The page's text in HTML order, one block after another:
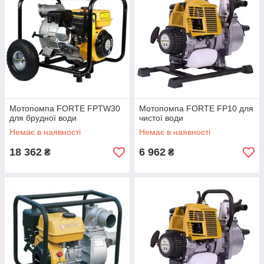
на
з
яких
В ассортимене шланги поливальні різного
патрубки яких відповідають діаметрам шланга.
Мотопомпа FORTE FPTW30
для брудної води
Немає в наявності
18 362 ₴
Мотопомпа FORTE FP10 для
чистої води
Немає в наявності
6 962 ₴